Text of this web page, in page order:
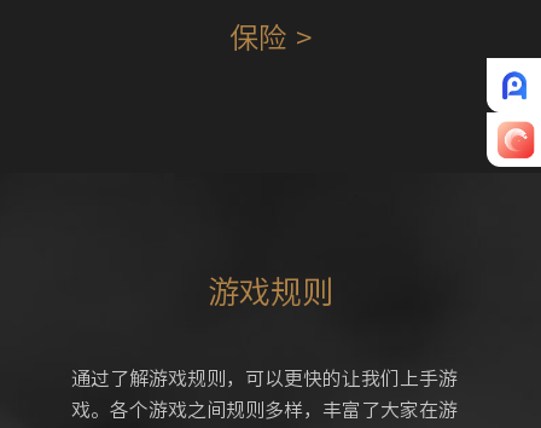
保险 >
游戏规则
通过了解游戏规则，可以更快的让我们上手游
戏。各个游戏之间规则多样，丰富了大家在游